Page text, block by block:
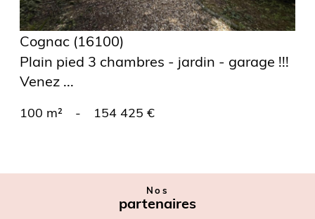
Cognac (16100)
Plain pied 3 chambres - jardin - garage !!!
Venez ...
100 m² - 154 425 €
Nos
partenaires